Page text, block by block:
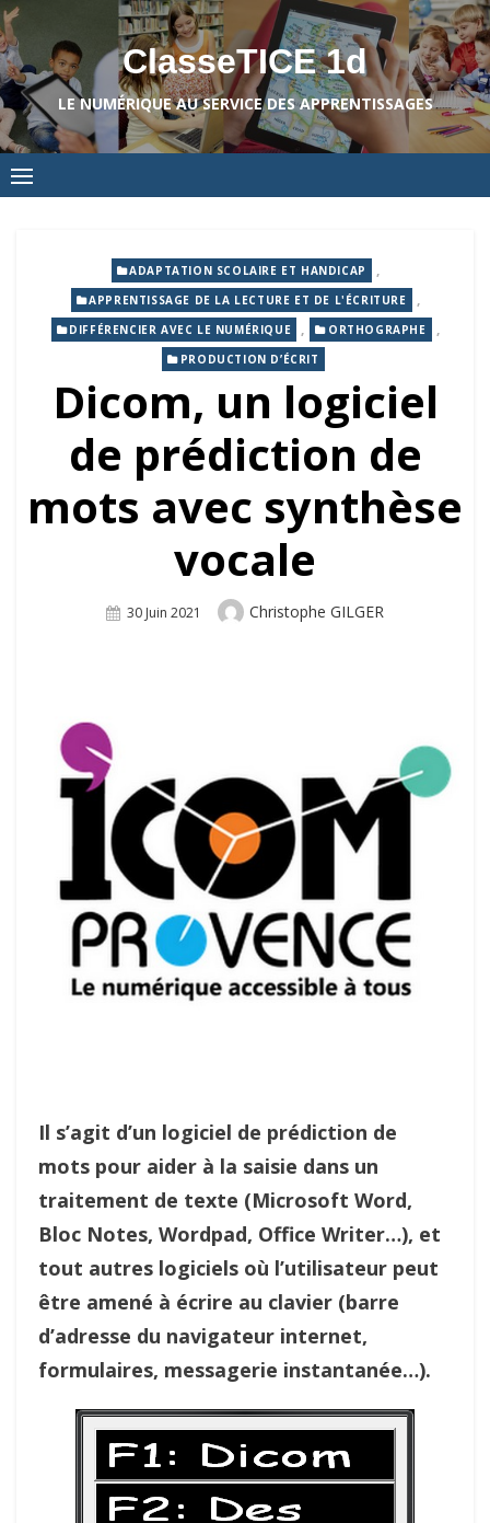
Skip
to
content
ClasseTICE 1d
LE NUMÉRIQUE AU SERVICE DES APPRENTISSAGES
ADAPTATION SCOLAIRE ET HANDICAP ,
APPRENTISSAGE DE LA LECTURE ET DE L'ÉCRITURE ,
DIFFÉRENCIER AVEC LE NUMÉRIQUE , ORTHOGRAPHE ,
PRODUCTION D’ÉCRIT
Dicom, un logiciel
de prédiction de
mots avec synthèse
vocale
Posted
30 Juin 2021 Author
Christophe GILGER
Il s’agit d’un logiciel de prédiction de
mots pour aider à la saisie dans un
traitement de texte (Microsoft Word,
Bloc Notes, Wordpad, Office Writer…), et
tout autres logiciels où l’utilisateur peut
être amené à écrire au clavier (barre
d’adresse du navigateur internet,
formulaires, messagerie instantanée…).